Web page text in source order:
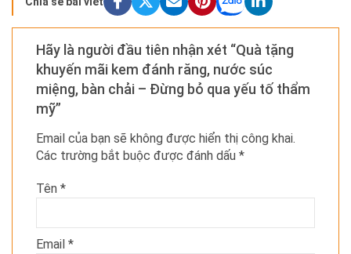
Hãy là người đầu tiên nhận xét “Quà tặng
khuyến mãi kem đánh răng, nước súc
miệng, bàn chải – Đừng bỏ qua yếu tố thẩm
mỹ”
Email của bạn sẽ không được hiển thị công khai.
Các trường bắt buộc được đánh dấu *
Tên *
Email *